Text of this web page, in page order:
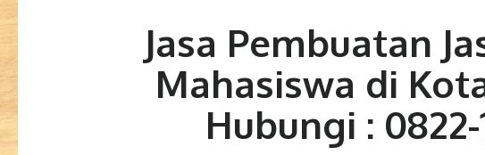
Jasa Pembuatan
Mahasiswa di
Hubungi : 0822-